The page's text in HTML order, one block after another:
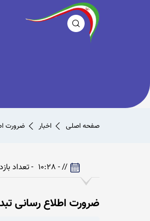
صفحه اصلی اخبار ضرورت
// - 10:28 - تعداد
ضرورت اطلاع رسانی